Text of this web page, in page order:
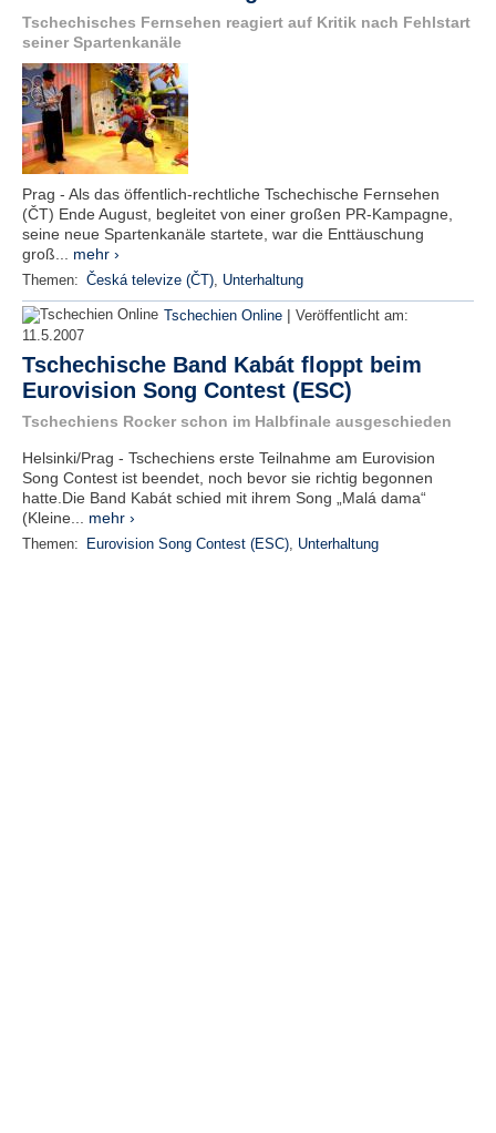
Tschechisches Fernsehen reagiert auf Kritik nach Fehlstart
seiner Spartenkanäle
Prag - Als das öffentlich-rechtliche Tschechische Fernsehen
(ČT) Ende August, begleitet von einer großen PR-Kampagne,
seine neue Spartenkanäle startete, war die Enttäuschung
groß... mehr ›
Themen: Česká televize (ČT), Unterhaltung
Tschechien Online | Veröffentlicht am:
11.5.2007
Tschechische Band Kabát floppt beim
Eurovision Song Contest (ESC)
Tschechiens Rocker schon im Halbfinale ausgeschieden
Helsinki/Prag - Tschechiens erste Teilnahme am Eurovision
Song Contest ist beendet, noch bevor sie richtig begonnen
hatte.Die Band Kabát schied mit ihrem Song „Malá dama“
(Kleine... mehr ›
Themen: Eurovision Song Contest (ESC), Unterhaltung